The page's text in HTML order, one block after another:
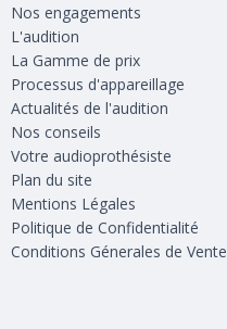
Nos engagements
L'audition
La Gamme de prix
Processus d'appareillage
Actualités de l'audition
Nos conseils
Votre audioprothésiste
Plan du site
Mentions Légales
Politique de Confidentialité
Conditions Génerales de Vente